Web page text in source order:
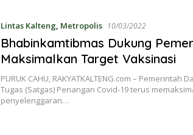
Lintas Kalteng, Metropolis 10/03/2022
Bhabinkamtibmas Dukung
Maksimalkan Target Vaksinasi
PURUK CAHU, RAKYATKALTENG.com – Pemerintah
Tugas (Satgas) Penangan Covid-19 terus
penyelenggaran…